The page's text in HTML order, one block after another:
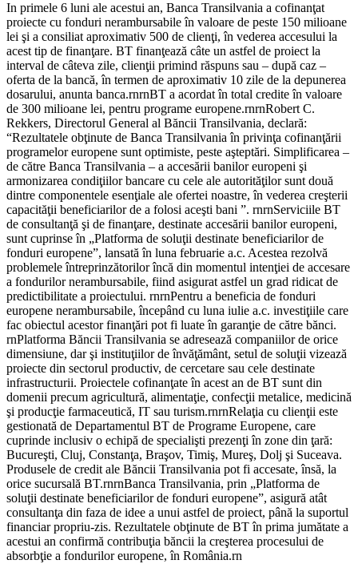
In primele 6 luni ale acestui an, Banca Transilvania a cofinanţat
proiecte cu fonduri nerambursabile în valoare de peste 150 milioane
lei şi a consiliat aproximativ 500 de clienţi, în vederea accesului la
acest tip de finanţare. BT finanţează câte un astfel de proiect la
interval de câteva zile, clienţii primind răspuns sau – după caz –
oferta de la bancă, în termen de aproximativ 10 zile de la depunerea
dosarului, anunta banca.rnrnBT a acordat în total credite în valoare
de 300 milioane lei, pentru programe europene.rnrnRobert C.
Rekkers, Directorul General al Băncii Transilvania, declară:
“Rezultatele obţinute de Banca Transilvania în privinţa cofinanţării
programelor europene sunt optimiste, peste aşteptări. Simplificarea –
de către Banca Transilvania – a accesării banilor europeni şi
armonizarea condiţiilor bancare cu cele ale autorităţilor sunt două
dintre componentele esenţiale ale ofertei noastre, în vederea creşterii
capacităţii beneficiarilor de a folosi aceşti bani ”. rnrnServiciile BT
de consultanţă şi de finanţare, destinate accesării banilor europeni,
sunt cuprinse în „Platforma de soluţii destinate beneficiarilor de
fonduri europene”, lansată în luna februarie a.c. Acestea rezolvă
problemele întreprinzătorilor încă din momentul intenţiei de accesare
a fondurilor nerambursabile, fiind asigurat astfel un grad ridicat de
predictibilitate a proiectului. rnrnPentru a beneficia de fonduri
europene nerambursabile, începând cu luna iulie a.c. investiţiile care
fac obiectul acestor finanţări pot fi luate în garanţie de către bănci.
rnPlatforma Băncii Transilvania se adresează companiilor de orice
dimensiune, dar şi instituţiilor de învăţământ, setul de soluţii vizează
proiecte din sectorul productiv, de cercetare sau cele destinate
infrastructurii. Proiectele cofinanţate în acest an de BT sunt din
domenii precum agricultură, alimentaţie, confecţii metalice, medicină
şi producţie farmaceutică, IT sau turism.rnrnRelaţia cu clienţii este
gestionată de Departamentul BT de Programe Europene, care
cuprinde inclusiv o echipă de specialişti prezenţi în zone din ţară:
Bucureşti, Cluj, Constanţa, Braşov, Timiş, Mureş, Dolj şi Suceava.
Produsele de credit ale Băncii Transilvania pot fi accesate, însă, la
orice sucursală BT.rnrnBanca Transilvania, prin „Platforma de
soluţii destinate beneficiarilor de fonduri europene”, asigură atât
consultanţa din faza de idee a unui astfel de proiect, până la suportul
financiar propriu-zis. Rezultatele obţinute de BT în prima jumătate a
acestui an confirmă contribuţia băncii la creşterea procesului de
absorbţie a fondurilor europene, în România.rn